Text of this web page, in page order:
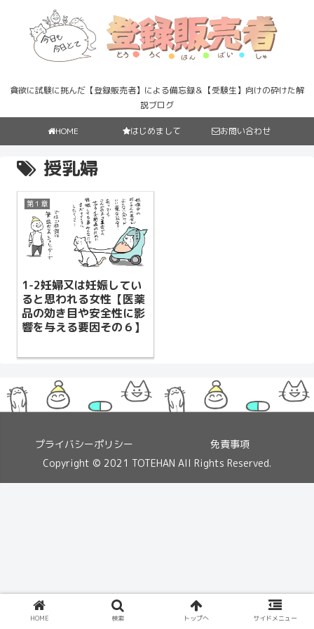
貪欲に試験に挑んだ【登録販売者】による備忘録＆【受験生】向けの砕けた解
説ブログ
HOME はじめまして お問い合わせ
授乳婦
第１章
1-2妊婦又は妊娠してい
ると思われる女性【医薬
品の効き目や安全性に影
響を与える要因その６】
プライバシーポリシー
免責事項
Copyright © 2021 TOTEHAN All Rights Reserved.
HOME 検索 トップへ サイドメニュー